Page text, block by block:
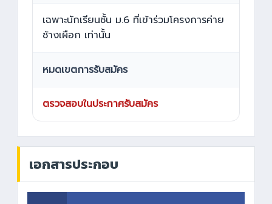
เฉพาะนักเรียนชั้น ม.6 ที่เข้าร่วมโครงการค่าย
ช้างเผือก เท่านั้น
หมดเขตการรับสมัคร
ตรวจสอบในประกาศรับสมัคร
เอกสารประกอบ